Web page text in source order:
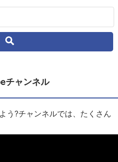
チャンネル
う?チャンネルでは、たくさん